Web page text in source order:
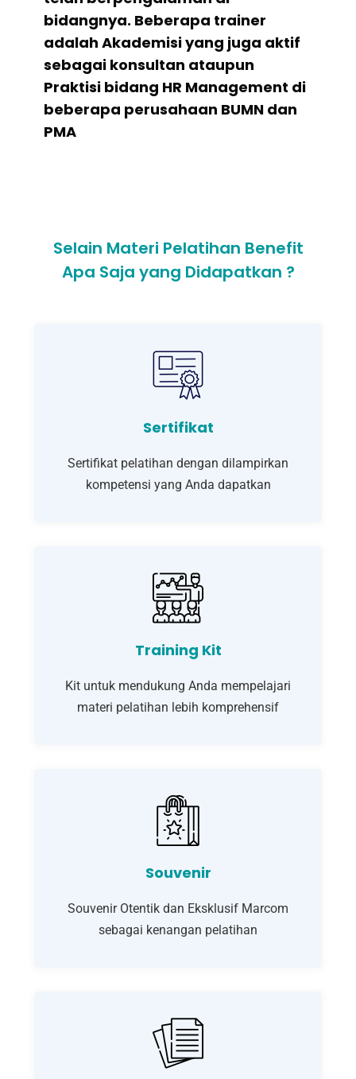
bidangnya. Beberapa trainer
adalah Akademisi yang juga aktif
sebagai konsultan ataupun
Praktisi bidang HR Management di
beberapa perusahaan BUMN dan
PMA
Selain Materi Pelatihan Benefit
Apa Saja yang Didapatkan ?
Sertifikat
Sertifikat pelatihan dengan dilampirkan
kompetensi yang Anda dapatkan
Training Kit
Kit untuk mendukung Anda mempelajari
materi pelatihan lebih komprehensif
Souvenir
Souvenir Otentik dan Eksklusif Marcom
sebagai kenangan pelatihan